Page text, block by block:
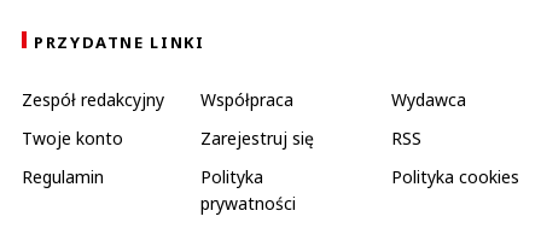
PRZYDATNE LINKI
Zespół redakcyjny Współpraca
Wydawca
Twoje konto
Zarejestruj się
RSS
Regulamin
Polityka
prywatności
Polityka cookies